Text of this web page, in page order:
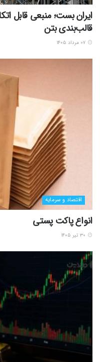
ایران بست؛ منبعی قابل
قالب‌بندی بتن
اقتصاد و سرمایه
انواع پاکت پستی